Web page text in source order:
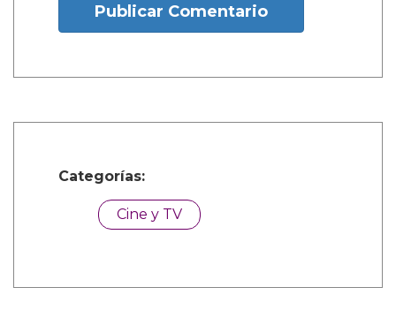
Publicar Comentario
Categorías:
Cine y TV